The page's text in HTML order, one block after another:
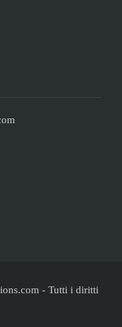
- Tutti i diritti